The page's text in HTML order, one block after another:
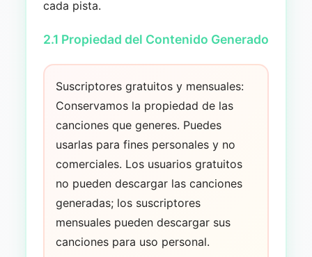
cada pista.
2.1 Propiedad del Contenido Generado
Suscriptores gratuitos y mensuales:
Conservamos la propiedad de las
canciones que generes. Puedes
usarlas para fines personales y no
comerciales. Los usuarios gratuitos
no pueden descargar las canciones
generadas; los suscriptores
mensuales pueden descargar sus
canciones para uso personal.